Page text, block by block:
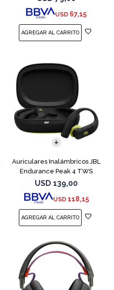
USD 67,15
Auriculares Inalámbricos JBL
Endurance Peak 4 TWS
Negro
USD 139,00
USD 118,15